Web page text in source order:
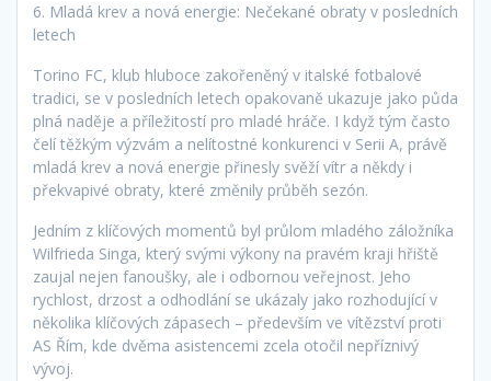
6. Mladá krev a nová energie: Nečekané obraty v posledních
letech
Torino FC, klub hluboce zakořeněný v italské fotbalové
tradici, se v posledních letech opakovaně ukazuje jako půda
plná naděje a příležitostí pro mladé hráče. I když tým často
čelí těžkým výzvám a nelítostné konkurenci v Serii A, právě
mladá krev a nová energie přinesly svěží vítr a někdy i
překvapivé obraty, které změnily průběh sezón.
Jedním z klíčových momentů byl průlom mladého záložníka
Wilfrieda Singa, který svými výkony na pravém kraji hřiště
zaujal nejen fanoušky, ale i odbornou veřejnost. Jeho
rychlost, drzost a odhodlání se ukázaly jako rozhodující v
několika klíčových zápasech – především ve vítězství proti
AS Řím, kde dvěma asistencemi zcela otočil nepříznivý
vývoj.